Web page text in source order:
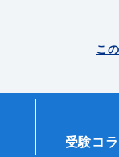
こ
受験コ